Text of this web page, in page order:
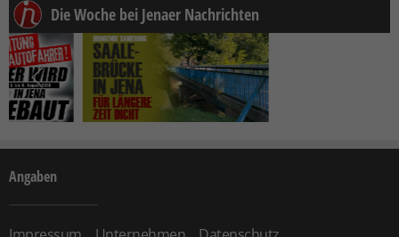
Die Woche bei Jenaer Nachrichten
Angaben